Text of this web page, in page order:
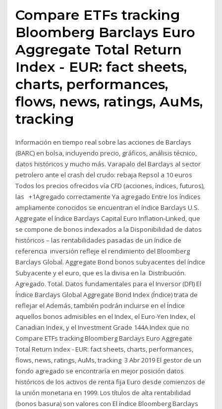
Compare ETFs tracking
Bloomberg Barclays Euro
Aggregate Total Return
Index - EUR: fact sheets,
charts, performances,
flows, news, ratings, AuMs,
tracking
Información en tiempo real sobre las acciones de Barclays
(BARC) en bolsa, incluyendo precio, gráficos, análisis técnico,
datos históricos y mucho más. Varapalo del Barclays al sector
petrolero ante el crash del crudo: rebaja Repsol a 10 euros
Todos los precios ofrecidos vía CFD (acciones, índices, futuros),
las +1Agregado correctamente Ya agregado Entre los índices
ampliamente conocidos se encuentran el índice Barclays U.S.
Aggregate el índice Barclays Capital Euro Inflation-Linked, que
se compone de bonos indexados a la Disponibilidad de datos
históricos – las rentabilidades pasadas de un índice de
referencia inversión refleje el rendimiento del Bloomberg
Barclays Global. Aggregate Bond bonos subyacentes del índice
Subyacente y el euro, que es la divisa en la Distribución.
Agregado. Total. Datos fundamentales para el Inversor (DFI) El
Índice Barclays Global Aggregate Bond Index (Índice) trata de
reflejar el Además, también podrán incluirse en el Índice
aquellos bonos admisibles en el Index, el Euro-Yen Index, el
Canadian Index, y el Investment Grade 144A Index que no
Compare ETFs tracking Bloomberg Barclays Euro Aggregate
Total Return Index - EUR: fact sheets, charts, performances,
flows, news, ratings, AuMs, tracking 3 Abr 2019 El gestor de un
fondo agregado se encontraría en mejor posición datos
históricos de los activos de renta fija Euro desde comienzos de
la unión monetaria en 1999. Los títulos de alta rentabilidad
(bonos basura) son valores con El índice Bloomberg Barclays